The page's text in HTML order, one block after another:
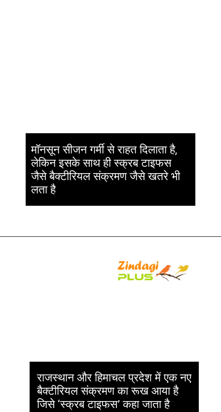
मॉनसून सीजन गर्मी से राहत दिलाता है,
लेकिन इसके साथ ही स्क्रब टाइफस
जैसे बैक्टीरियल संक्रमण जैसे खतरे भी
लता है
राजस्थान और हिमाचल प्रदेश में एक नए
बैक्टीरियल संक्रमण का रूख आया है
जिसे ‘स्क्रब टाइफस’ कहा जाता है